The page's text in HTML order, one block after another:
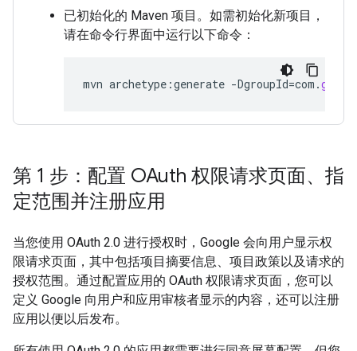
已初始化的 Maven 项目。如需初始化新项目，
请在命令行界面中运行以下命令：
mvn archetype :generate -DgroupId=com .
第 1 步：配置 OAuth 权限请求页面、指
定范围并注册应用
当您使用 OAuth 2.0 进行授权时，Google 会向用户显示权
限请求页面，其中包括项目摘要信息、项目政策以及请求的
授权范围。通过配置应用的 OAuth 权限请求页面，您可以
定义 Google 向用户和应用审核者显示的内容，还可以注册
应用以便以后发布。